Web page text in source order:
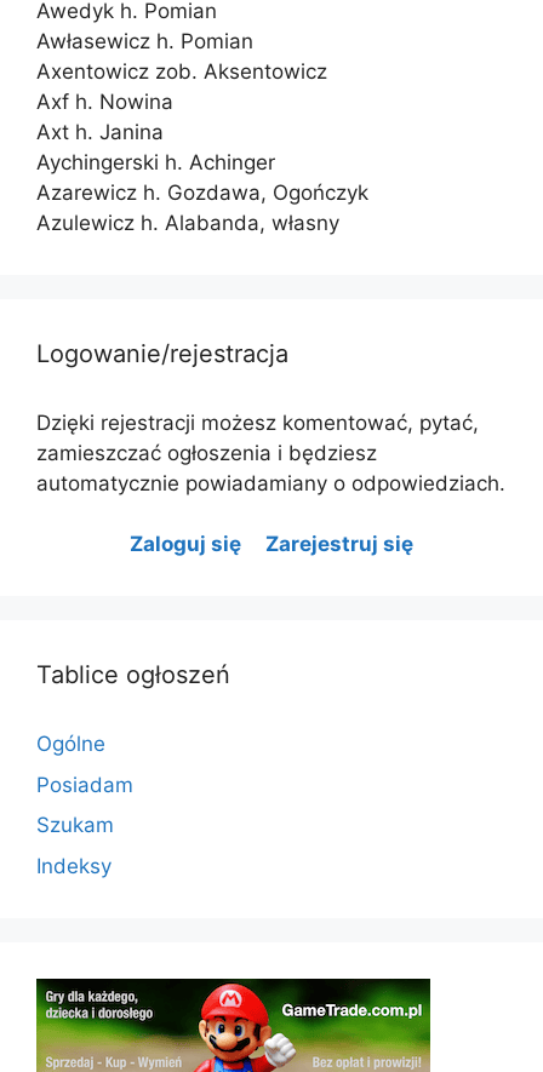
Awedyk h. Pomian
Awłasewicz h. Pomian
Axentowicz zob. Aksentowicz
Axf h. Nowina
Axt h. Janina
Aychingerski h. Achinger
Azarewicz h. Gozdawa, Ogończyk
Azulewicz h. Alabanda, własny
Logowanie/rejestracja
Dzięki rejestracji możesz komentować, pytać,
zamieszczać ogłoszenia i będziesz
automatycznie powiadamiany o odpowiedziach.
Zaloguj się Zarejestruj się
Tablice ogłoszeń
Ogólne
Posiadam
Szukam
Indeksy